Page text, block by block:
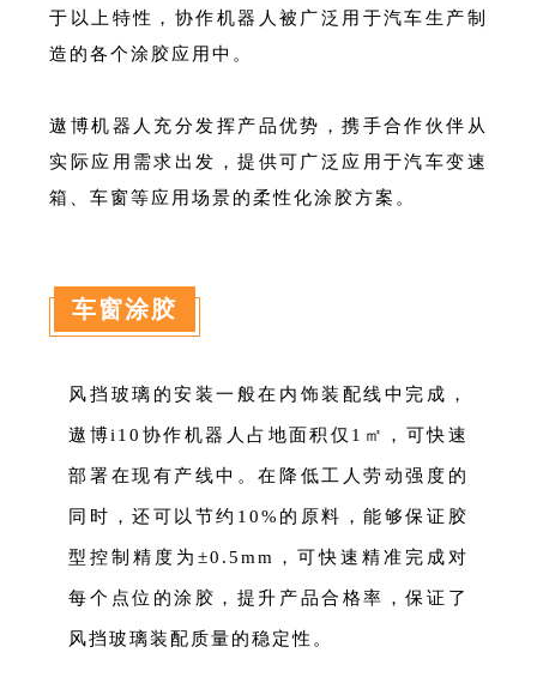
于以上特性，协作机器人被广泛用于汽车生产制
造的各个涂胶应用中。
遨博机器人充分发挥产品优势，携手合作伙伴从
实际应用需求出发，提供可广泛应用于汽车变速
箱、车窗等应用场景的柔性化涂胶方案。
车窗涂胶
风挡玻璃的安装一般在内饰装配线中完成，
遨博i10协作机器人占地面积仅1㎡，可快速
部署在现有产线中。在降低工人劳动强度的
同时，还可以节约10%的原料，能够保证胶
型控制精度为±0.5mm，可快速精准完成对
每个点位的涂胶，提升产品合格率，保证了
风挡玻璃装配质量的稳定性。